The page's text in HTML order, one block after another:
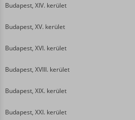
Budapest, XIV. kerület
Budapest, XV. kerület
Budapest, XVI. kerület
Budapest, XVIII. kerület
Budapest, XIX. kerület
Budapest, XXI. kerület